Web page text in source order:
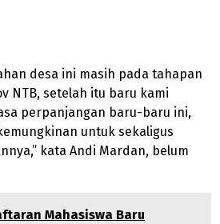
desa ini masih pada tahapan
NTB, setelah itu baru kami
perpanjangan baru-baru ini,
untuk sekaligus
kata Andi Mardan, belum
Mahasiswa Baru